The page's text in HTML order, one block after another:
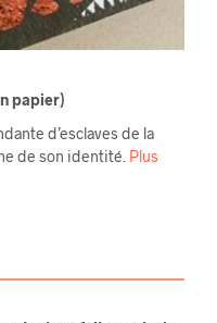
papier)
d’esclaves de la
de son identité. Plus